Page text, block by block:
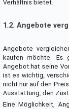
Verhältnis bietet.
1.2. Angebote
Angebote
kaufen möchte. Es
Angebot hat seine
ist es wichtig,
nicht nur auf den
Ausstattung, den
Eine Möglichkeit,